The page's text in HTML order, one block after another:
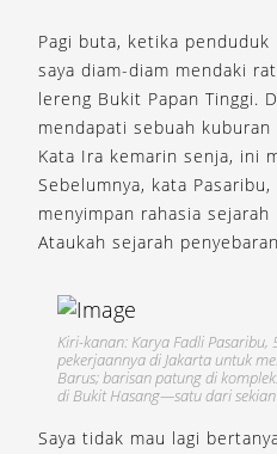
Pagi buta, ketika
saya diam-diam mendaki
lereng Bukit Papan Tinggi.
mendapati sebuah
Kata Ira kemarin senja, ini
Sebelumnya, kata
menyimpan rahasia
Ataukah sejarah
Kiri-kanan: Karya Fadli
pekerjaannya di Jakarta untuk
Barus; barisan patung di
di Bukit Hasang—satu dari
Saya tidak mau lagi